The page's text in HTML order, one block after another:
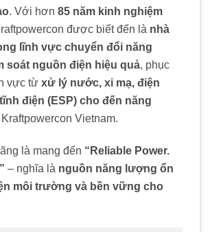
. Với hơn 85 năm kinh nghiệm
được biết đến là nhà
lĩnh vực chuyển đổi năng
soát nguồn điện hiệu quả, phục
vực từ xử lý nước, xi mạ, điện
điện (ESP) cho đến năng
Kraftpowercon Vietnam.
là mang đến “Reliable Power.
– nghĩa là nguồn năng lượng ổn
môi trường và bền vững cho